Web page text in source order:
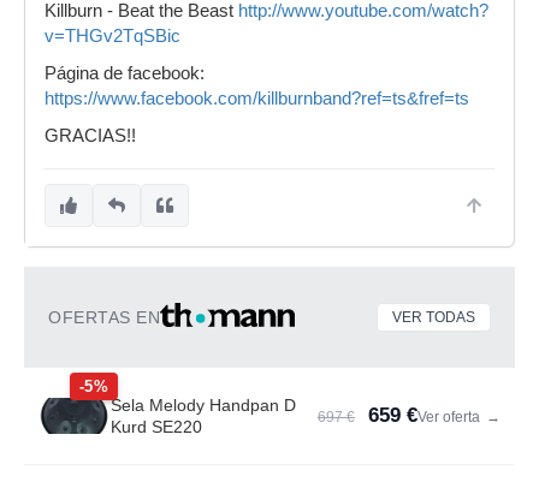
Killburn - Beat the Beast http://www.youtube.com/watch?
v=THGv2TqSBic
Página de facebook:
https://www.facebook.com/killburnband?ref=ts&fref=ts
GRACIAS!!
OFERTAS EN VER TODAS
-5%
Sela Melody Handpan D
Kurd SE220
697 € 659 €Ver oferta →